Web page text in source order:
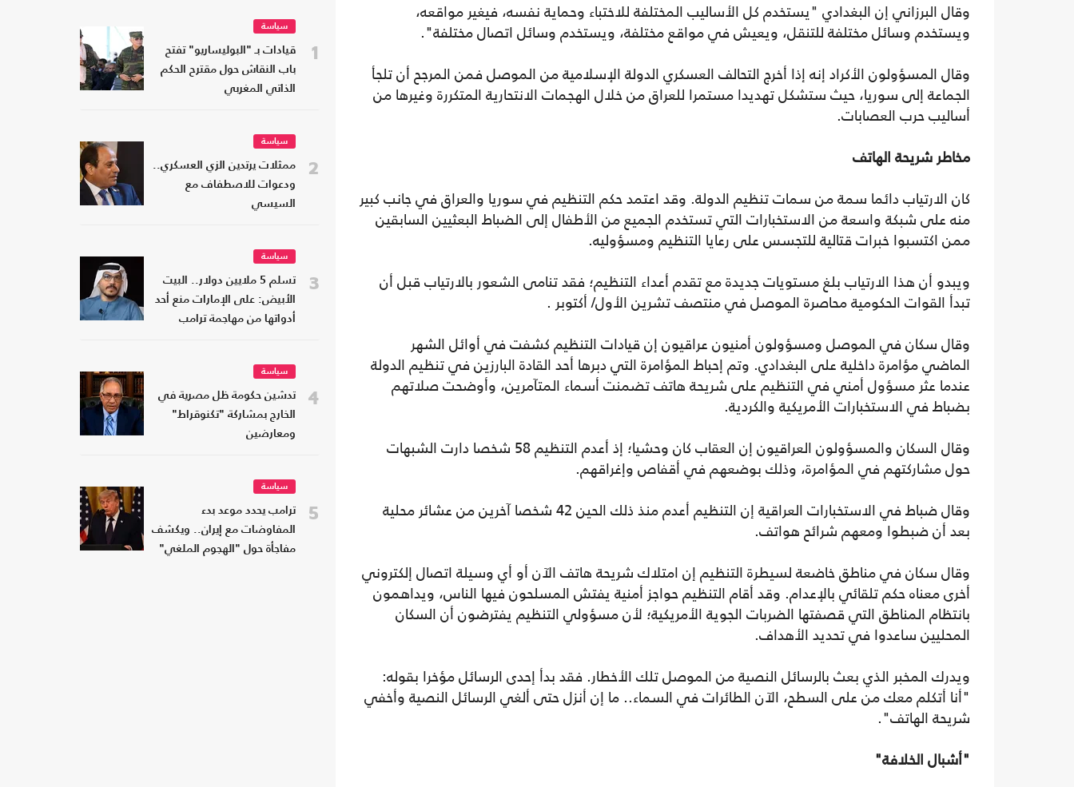
وقال البرزاني إن البغدادي "يستخدم كل الأساليب المختلفة للاختباء وحماية نفسه، فيغير مواقعه،
ويستخدم وسائل مختلفة للتنقل، ويعيش في مواقع مختلفة، ويستخدم وسائل اتصال مختلفة".
وقال المسؤولون الأكراد إنه إذا أخرج التحالف العسكري الدولة الإسلامية من الموصل فمن المرجح أن تلجأ
الجماعة إلى سوريا، حيث ستشكل تهديدا مستمرا للعراق من خلال الهجمات الانتحارية المتكررة وغيرها من
أساليب حرب العصابات.
مخاطر شريحة الهاتف
كان الارتياب دائما سمة من سمات تنظيم الدولة. وقد اعتمد حكم التنظيم في سوريا والعراق في جانب كبير
منه على شبكة واسعة من الاستخبارات التي تستخدم الجميع من الأطفال إلى الضباط البعثيين السابقين
ممن اكتسبوا خبرات قتالية للتجسس على رعايا التنظيم ومسؤوليه.
ويبدو أن هذا الارتياب بلغ مستويات جديدة مع تقدم أعداء التنظيم؛ فقد تنامى الشعور بالارتياب قبل أن
تبدأ القوات الحكومية محاصرة الموصل في منتصف تشرين الأول/ أكتوبر .
وقال سكان في الموصل ومسؤولون أمنيون عراقيون إن قيادات التنظيم كشفت في أوائل الشهر
الماضي مؤامرة داخلية على البغدادي. وتم إحباط المؤامرة التي دبرها أحد القادة البارزين في تنظيم الدولة
عندما عثر مسؤول أمني في التنظيم على شريحة هاتف تضمنت أسماء المتآمرين، وأوضحت صلاتهم
بضباط في الاستخبارات الأمريكية والكردية.
وقال السكان والمسؤولون العراقيون إن العقاب كان وحشيا؛ إذ أعدم التنظيم 58 شخصا دارت الشبهات
حول مشاركتهم في المؤامرة، وذلك بوضعهم في أقفاص وإغراقهم.
وقال ضباط في الاستخبارات العراقية إن التنظيم أعدم منذ ذلك الحين 42 شخصا آخرين من عشائر محلية
بعد أن ضبطوا ومعهم شرائح هواتف.
وقال سكان في مناطق خاضعة لسيطرة التنظيم إن امتلاك شريحة هاتف الآن أو أي وسيلة اتصال إلكتروني
أخرى معناه حكم تلقائي بالإعدام. وقد أقام التنظيم حواجز أمنية يفتش المسلحون فيها الناس، ويداهمون
بانتظام المناطق التي قصفتها الضربات الجوية الأمريكية؛ لأن مسؤولي التنظيم يفترضون أن السكان
المحليين ساعدوا في تحديد الأهداف.
ويدرك المخبر الذي بعث بالرسائل النصية من الموصل تلك الأخطار. فقد بدأ إحدى الرسائل مؤخرا بقوله:
"أنا أتكلم معك من على السطح، الآن الطائرات في السماء.. ما إن أنزل حتى ألغي الرسائل النصية وأخفي
شريحة الهاتف".
"أشبال الخلافة"
1
سياسة
قيادات بـ "البوليساريو" تفتح
باب النقاش حول مقترح الحكم
الذاتي المغربي
2
سياسة
ممثلات يرتدين الزي العسكري..
ودعوات للاصطفاف مع
السيسي
3
سياسة
تسلم 5 ملايين دولار.. البيت
الأبيض: على الإمارات منع أحد
أدواتها من مهاجمة ترامب
4
سياسة
تدشين حكومة ظل مصرية في
الخارج بمشاركة "تكنوقراط"
ومعارضين
5
سياسة
ترامب يحدد موعد بدء
المفاوضات مع إيران.. ويكشف
مفاجأة حول "الهجوم الملغي"